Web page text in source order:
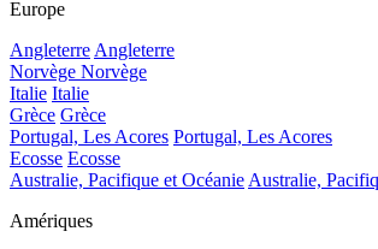
Europe
Angleterre Angleterre
Norvège Norvège
Italie Italie
Grèce Grèce
Portugal, Les Acores Portugal, Les Acores
Ecosse Ecosse
Australie, Pacifique et Océanie Australie,
Amériques